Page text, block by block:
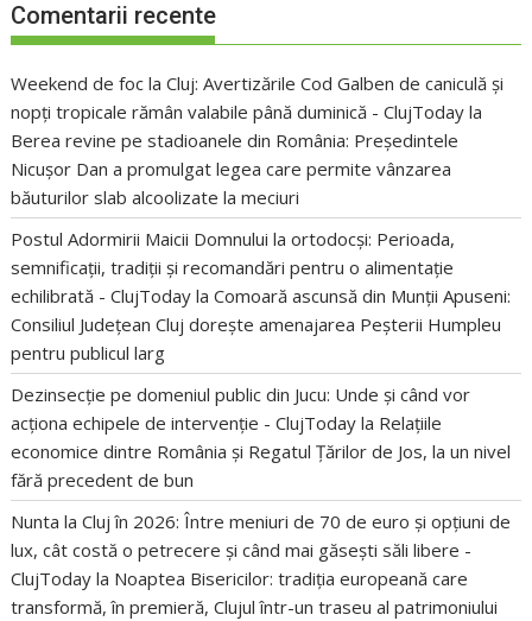
Comentarii recente
Weekend de foc la Cluj: Avertizările Cod Galben de caniculă și
nopți tropicale rămân valabile până duminică - ClujToday la
Berea revine pe stadioanele din România: Președintele
Nicușor Dan a promulgat legea care permite vânzarea
băuturilor slab alcoolizate la meciuri
Postul Adormirii Maicii Domnului la ortodocși: Perioada,
semnificații, tradiții și recomandări pentru o alimentație
echilibrată - ClujToday laComoară ascunsă din Munții Apuseni:
Consiliul Județean Cluj dorește amenajarea Peșterii Humpleu
pentru publicul larg
Dezinsecție pe domeniul public din Jucu: Unde și când vor
acționa echipele de intervenție - ClujToday la Relațiile
economice dintre România și Regatul Țărilor de Jos, la un nivel
fără precedent de bun
Nunta la Cluj în 2026: Între meniuri de 70 de euro și opțiuni de
lux, cât costă o petrecere și când mai găsești săli libere -
ClujToday la Noaptea Bisericilor: tradiția europeană care
transformă, în premieră, Clujul într-un traseu al patrimoniului